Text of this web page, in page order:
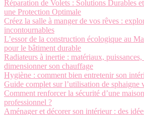
Réparation de Volets : Solutions Durables
une Protection Optimale
Créez la salle à manger de vos rêves :
incontournables
L’essor de la construction écologique au
pour le bâtiment durable
Radiateurs à inertie : matériaux,
dimensionner son chauffage
Hygiène : comment bien entretenir son
Guide complet sur l’utilisation de sphaigne
Comment renforcer la sécurité d’une
professionnel ?
Aménager et décorer son intérieur : des